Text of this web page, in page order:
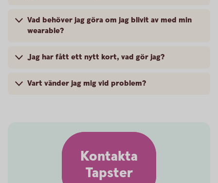
Vad behöver jag göra om jag blivit av med min
wearable?
Jag har fått ett nytt kort, vad gör jag?
Vart vänder jag mig vid problem?
Kontakta
Tapster